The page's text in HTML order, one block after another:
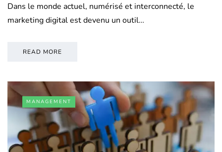
Dans le monde actuel, numérisé et interconnecté, le
marketing digital est devenu un outil…
READ MORE
MANAGEMENT